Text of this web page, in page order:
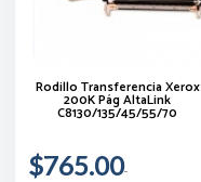
Rodillo Transferencia Xerox
200K Pág AltaLink
C8130/135/45/55/70
$765.00